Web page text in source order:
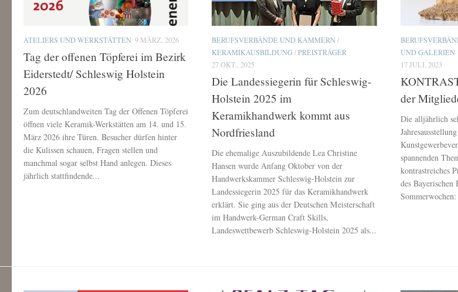
ATELIERS UND WERKSTÄTTEN 9 MÄRZ, 2026
Tag der offenen Töpferei im Bezirk
Eiderstedt/ Schleswig Holstein
2026
Zum deutschlandweiten Tag der Offenen Töpferei
öffnen viele Keramik-Werkstätten am 14. und 15.
März 2026 ihre Türen. Besucher dürfen hinter
die Kulissen schauen, Fragen stellen und
manchmal sogar selbst Hand anlegen. Dieses
jährlich stattfindende...
BERUFSVERBÄNDE UND KAMMERN/
KERAMIKAUSBILDUNG/PREISTRÄGER
27 OKT., 2025
Die Landessiegerin für Schleswig-
Holstein 2025 im
Keramikhandwerk kommt aus
Nordfriesland
Die ehemalige Auszubildende Lea Christine
Hansen wurde Anfang Oktober von der
Handwerkskammer Schleswig-Holstein zur
Landessiegerin 2025 für das Keramikhandwerk
erklärt. Sie ging aus der Deutschen Meisterschaft
im Handwerk-German Craft Skills,
Landeswettbewerb Schleswig-Holstein 2025 als...
UND GALERIEN
17 JULI, 2023
der
Die alljährlich
spannenden
kontrastreiches
des Bayerischen